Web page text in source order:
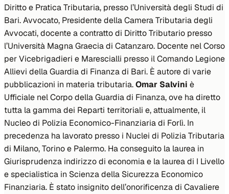
Diritto e Pratica Tributaria, presso l’Università degli Studi di
Bari. Avvocato, Presidente della Camera Tributaria degli
Avvocati, docente a contratto di Diritto Tributario presso
l’Università Magna Graecia di Catanzaro. Docente nel Corso
per Vicebrigadieri e Marescialli presso il Comando Legione
Allievi della Guardia di Finanza di Bari. È autore di varie
pubblicazioni in materia tributaria.Omar Salvini è
Ufficiale nel Corpo della Guardia di Finanza, ove ha diretto
tutta la gamma dei Reparti territoriali e, attualmente, il
Nucleo di Polizia Economico-Finanziaria di Forlì. In
precedenza ha lavorato presso i Nuclei di Polizia Tributaria
di Milano, Torino e Palermo. Ha conseguito la laurea in
Giurisprudenza indirizzo di economia e la laurea di I Livello
e specialistica in Scienza della Sicurezza Economico
Finanziaria. È stato insignito dell’onorificenza di Cavaliere